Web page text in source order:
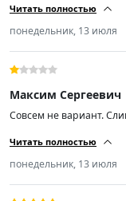
дождём держит дорогу
встала как надо.
Читать полностью
понедельник, 13 июля
Максим Сергеевич
Совсем не вариант.
нормальное.
Читать полностью
понедельник, 13 июля